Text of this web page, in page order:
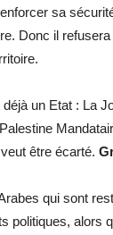
sa
Donc il
un Etat : La
être écarté.
qui sont
politiques, alors